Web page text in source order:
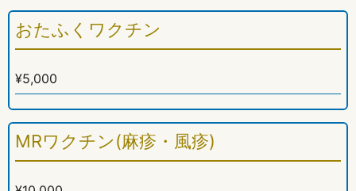
おたふくワクチン
¥5,000
MRワクチン(麻疹・風疹)